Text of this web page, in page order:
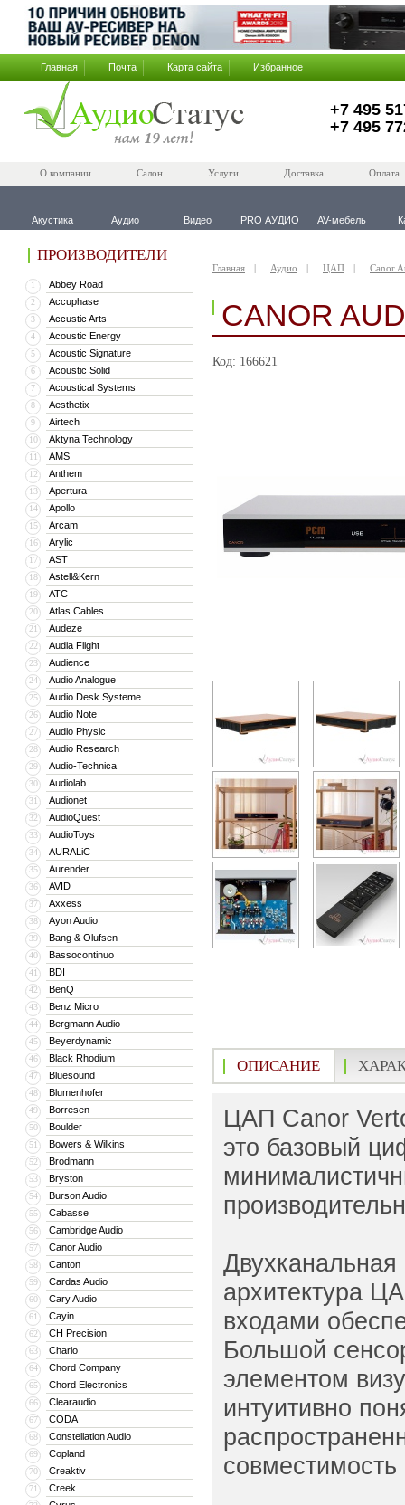
Главная Почта Карта сайта Избранное
+7 495
+7 495
О компании Салон Услуги Доставка Оплата
Акустика Аудио Видео PRO АУДИО AV-мебель
ПРОИЗВОДИТЕЛИ
1 Abbey Road
2 Accuphase
3 Accustic Arts
4 Acoustic Energy
5 Acoustic Signature
6 Acoustic Solid
7 Acoustical Systems
8 Aesthetix
9 Airtech
10 Aktyna Technology
11 AMS
12 Anthem
13 Apertura
14 Apollo
15 Arcam
16 Arylic
17 AST
18 Astell&Kern
19 ATC
20 Atlas Cables
21 Audeze
22 Audia Flight
23 Audience
24 Audio Analogue
25 Audio Desk Systeme
26 Audio Note
27 Audio Physic
28 Audio Research
29 Audio-Technica
30 Audiolab
31 Audionet
32 AudioQuest
33 AudioToys
34 AURALiC
35 Aurender
36 AVID
37 Axxess
38 Ayon Audio
39 Bang & Olufsen
40 Bassocontinuo
41 BDI
42 BenQ
43 Benz Micro
44 Bergmann Audio
45 Beyerdynamic
46 Black Rhodium
47 Bluesound
48 Blumenhofer
49 Borresen
50 Boulder
51 Bowers & Wilkins
52 Brodmann
53 Bryston
54 Burson Audio
55 Cabasse
56 Cambridge Audio
57 Canor Audio
58 Canton
59 Cardas Audio
60 Cary Audio
61 Cayin
62 CH Precision
63 Chario
64 Chord Company
65 Chord Electronics
66 Clearaudio
67 CODA
68 Constellation Audio
69 Copland
70 Creaktiv
71 Creek
Главная Аудио ЦАП Canor
CANOR
Код: 166621
ОПИСАНИЕ
ЦАП Canor
это базовый
архитектура
входами
Большой
элементом
интуитивно